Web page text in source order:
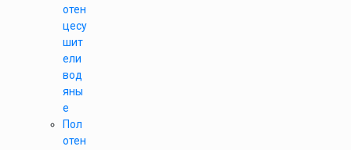
отен
цесу
шит
ели
вод
яны
е
Пол
отен